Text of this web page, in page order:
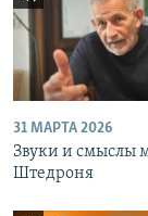
31 МАРТА 2026
Звуки и смыслы
Штедроня